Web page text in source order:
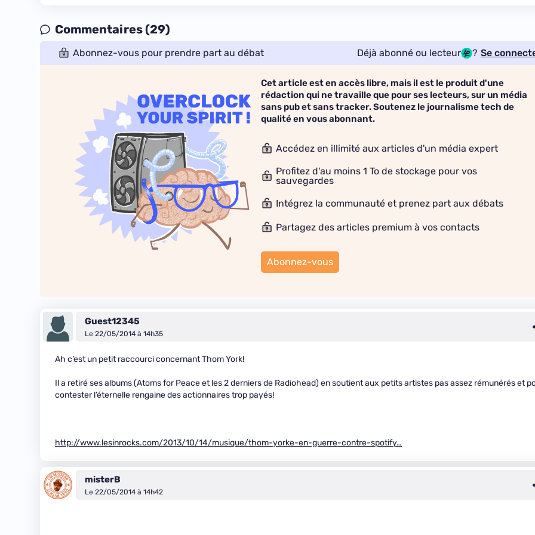
Commentaires (29)
Abonnez-vous pour prendre part au débat Déjà abonné ou lecteur ? Se
Cet article est en accès libre, mais il est le produit d'une
rédaction qui ne travaille que pour ses lecteurs, sur un média
sans pub et sans tracker. Soutenez le journalisme tech de
qualité en vous abonnant.
Accédez en illimité aux articles d'un média expert
Profitez d'au moins 1 To de stockage pour vos
sauvegardes
Intégrez la communauté et prenez part aux débats
Partagez des articles premium à vos contacts
Abonnez-vous
Guest12345
Le 22/05/2014 à 14h35
Ah c’est un petit raccourci concernant Thom York!
Il a retiré ses albums (Atoms for Peace et les 2 derniers de Radiohead) en soutient aux petits artistes pas assez rémunérés et
contester l’éternelle rengaine des actionnaires trop payés!
http://www.lesinrocks.com/2013/10/14/musique/thom-yorke-en-guerre-contre-spotify…
misterB
Le 22/05/2014 à 14h42